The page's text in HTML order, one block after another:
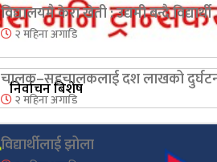
निर्वाचन बिशेष
विद्यालयमै केरा खेती : उद्यमी बन्दै विद्यार्थी
२ महिना अगाडि
चालक–सहचालकलाई दश लाखको
२ महिना अगाडि
विद्यार्थीलाई झोला